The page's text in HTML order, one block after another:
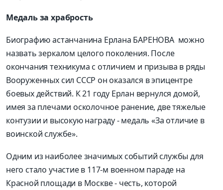
Медаль за храбрость
Биографию астанчанина Ерлана БАРЕНОВА можно
назвать зеркалом целого поколения. После
окончания техникума с отличием и призыва в ряды
Вооруженных сил СССР он оказался в эпицентре
боевых действий. К 21 году Ерлан вернулся домой,
имея за плечами осколочное ранение, две тяжелые
контузии и высокую награду - медаль «За отличие в
воинской службе».
Одним из наиболее значимых событий службы для
него стало участие в 117-м военном параде на
Красной площади в Москве - честь, которой